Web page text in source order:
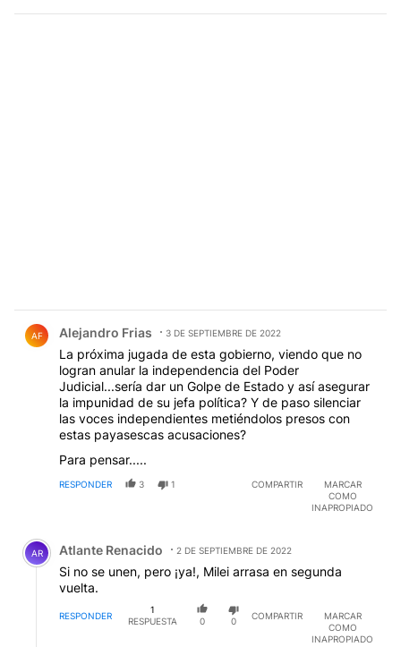
AF Alejandro Frias 3 DE SEPTIEMBRE DE 2022
La próxima jugada de esta gobierno, viendo que no
logran anular la independencia del Poder
Judicial...sería dar un Golpe de Estado y así asegurar
la impunidad de su jefa política? Y de paso silenciar
las voces independientes metiéndolos presos con
estas payasescas acusaciones?
Para pensar.....
RESPONDER 3 1 COMPARTIR
MARCAR
COMO
INAPROPIADO
Comentario de Atlante Renacido.
AR Atlante Renacido 2 DE SEPTIEMBRE DE 2022
Si no se unen, pero ¡ya!, Milei arrasa en segunda
vuelta.
RESPONDER
1
RESPUESTA
0 0
COMPARTIR
MARCAR
COMO
INAPROPIADO